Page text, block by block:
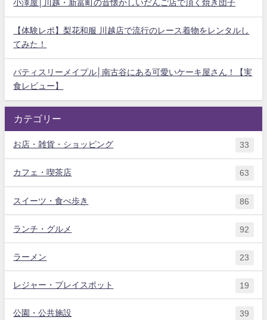
小澤屋│川越・新富町の昔懐かしいだんご店で頂く焼き団子
【体験レポ】梨花和服 川越店で流行のレース着物をレンタルし
てみた！
パティスリーメイプル│南古谷にある可愛いケーキ屋さん！【実
食レビュー】
カテゴリー
お店・雑貨・ショッピング 33
カフェ・喫茶店 63
スイーツ・食べ歩き 86
ランチ・グルメ 92
ラーメン 23
レジャー・プレイスポット 19
公園・公共施設 39